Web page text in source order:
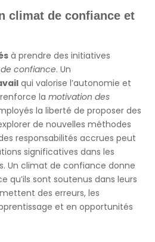
climat de confiance et
à prendre des initiatives
confiance. Un
qui valorise l’autonomie et
la motivation des
la liberté de proposer des
de nouvelles méthodes
responsabilités accrues peut
significatives dans les
Un climat de confiance donne
qu’ils sont soutenus dans leurs
des erreurs, les
et en opportunités